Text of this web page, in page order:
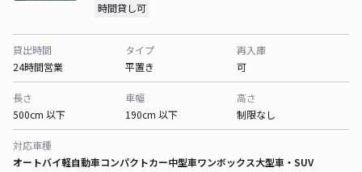
時間貸し可
貸出時間
24時間営業
タイプ
平置き
再入庫
可
長さ
500cm 以下
車幅
190cm 以下
高さ
制限なし
対応車種
オートバイ軽自動車コンパクトカー中型車ワンボックス大型車・SUV